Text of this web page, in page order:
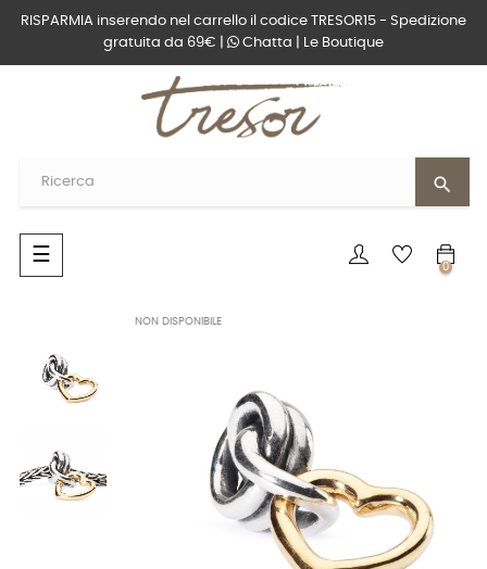
RISPARMIA inserendo nel carrello il codice TRESOR15 - Spedizione
gratuita da 69€ |
Chatta Le Boutique
search
navigazione
Toggle
☰
0
NON DISPONIBILE